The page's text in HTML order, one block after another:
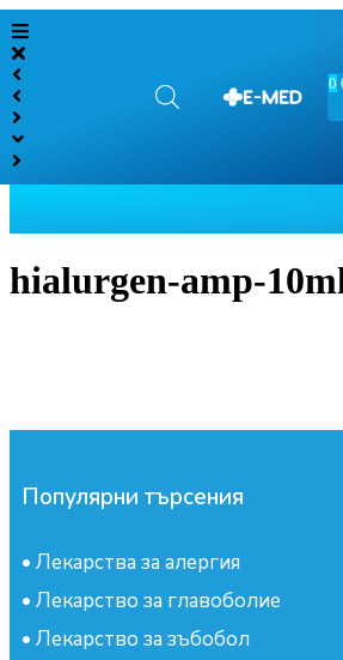
0
hialurgen-amp-
Популярни търсения
• Лекарства за алергия
• Лекарство за главоболие
• Лекарство за зъбобол